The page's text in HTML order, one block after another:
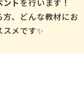
、どんな教材にお
メです✨